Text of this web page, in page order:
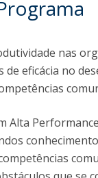
MYFCH
nas
eficácia no
Alta